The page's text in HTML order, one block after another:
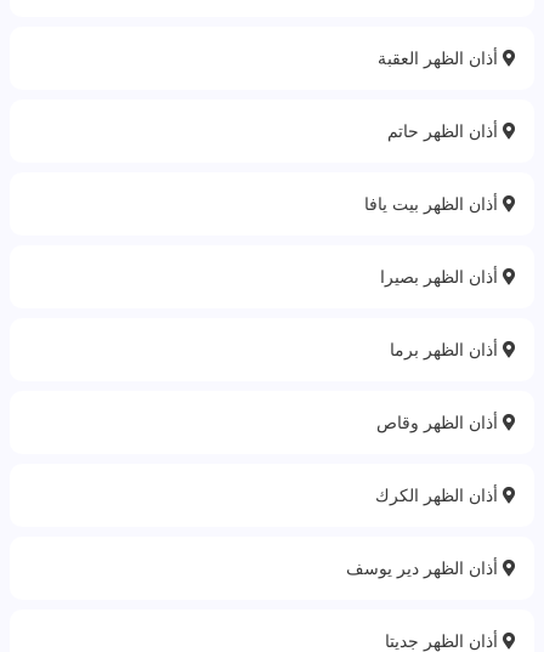
أذان الظهر العقبة
أذان الظهر حاتم
أذان الظهر بيت يافا
أذان الظهر بصيرا
أذان الظهر برما
أذان الظهر وقاص‎
أذان الظهر الكرك
أذان الظهر دير يوسف
أذان الظهر جديتا